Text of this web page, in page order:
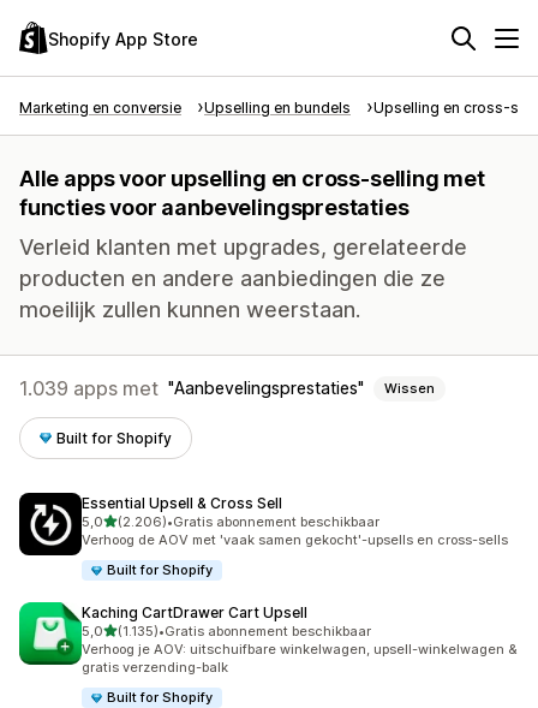
Shopify App Store
Marketing en conversie Upselling en bundels Upselling en cross-
Alle apps voor upselling en cross-selling met
functies voor aanbevelingsprestaties
Verleid klanten met upgrades, gerelateerde
producten en andere aanbiedingen die ze
moeilijk zullen kunnen weerstaan.
1.039 apps met Aanbevelingsprestaties Wissen
Built for Shopify
Essential Upsell & Cross Sell
5,0van 5 sterren
(2.206)
2206 recensies in totaal
•Gratis abonnement beschikbaar
Verhoog de AOV met 'vaak samen gekocht'-upsells en cross-sells
Built for Shopify
Kaching CartDrawer Cart Upsell
5,0van 5 sterren
(1.135)
1135 recensies in totaal
•Gratis abonnement beschikbaar
Verhoog je AOV: uitschuifbare winkelwagen, upsell-winkelwagen &
gratis verzending-balk
Built for Shopify